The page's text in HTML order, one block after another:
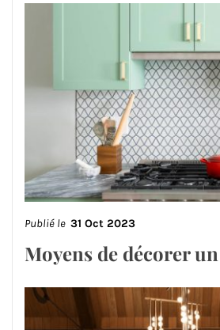
Publié le 31 Oct 2023
Moyens de décorer